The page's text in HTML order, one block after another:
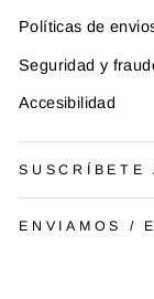
Políticas de
Seguridad y
Accesibilidad
SUSCRÍBETE
ENVIAMOS /